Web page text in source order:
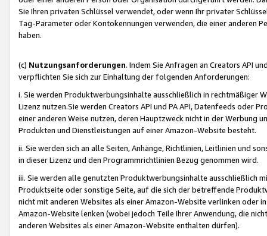
Sie Ihren privaten Schlüssel verwendet, oder wenn Ihr privater
Tag-Parameter oder Kontokennungen verwenden, die einer anderen
haben.
(c) Nutzungsanforderungen. Indem Sie Anfragen an Creators API
verpflichten Sie sich zur Einhaltung der folgenden Anforderungen:
i. Sie werden Produktwerbungsinhalte ausschließlich in rechtmäßiger
Lizenz nutzen.Sie werden Creators API und PA API, Datenfeeds oder
einer anderen Weise nutzen, deren Hauptzweck nicht in der Werbung
Produkten und Dienstleistungen auf einer Amazon-Website besteht.
ii. Sie werden sich an alle Seiten, Anhänge, Richtlinien, Leitlinien und
in dieser Lizenz und den Programmrichtlinien Bezug genommen wird.
iii. Sie werden alle genutzten Produktwerbungsinhalte ausschließlich
Produktseite oder sonstige Seite, auf die sich der betreffende
nicht mit anderen Websites als einer Amazon-Website verlinken oder
Amazon-Website lenken (wobei jedoch Teile Ihrer Anwendung, die
anderen Websites als einer Amazon-Website enthalten dürfen).